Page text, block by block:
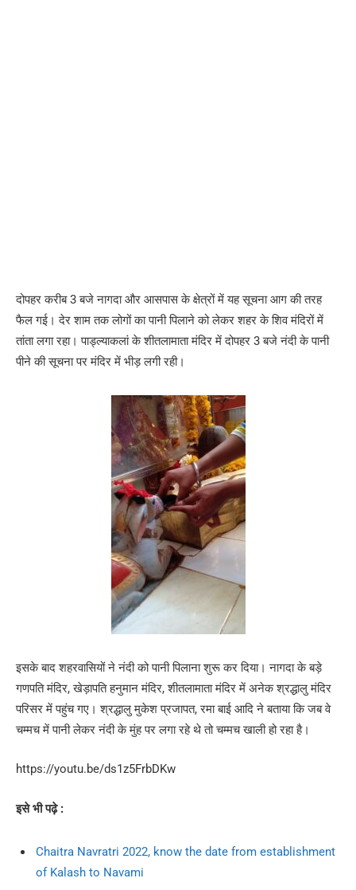
दोपहर करीब 3 बजे नागदा और आसपास के क्षेत्रों में यह सूचना आग की तरह
फैल गई। देर शाम तक लोगों का पानी पिलाने को लेकर शहर के शिव मंदिरों में
तांता लगा रहा। पाड्ल्याकलां के शीतलामाता मंदिर में दोपहर 3 बजे नंदी के पानी
पीने की सूचना पर मंदिर में भीड़ लगी रही।
इसके बाद शहरवासियों ने नंदी को पानी पिलाना शुरू कर दिया। नागदा के बड़े
गणपति मंदिर, खेड़ापति हनुमान मंदिर, शीतलामाता मंदिर में अनेक श्रद्धालु मंदिर
परिसर में पहुंच गए। श्रद्धालु मुकेश प्रजापत, रमा बाई आदि ने बताया कि जब वे
चम्मच में पानी लेकर नंदी के मुंह पर लगा रहे थे तो चम्मच खाली हो रहा है।
https://youtu.be/ds1z5FrbDKw
इसे भी पढ़े :
Chaitra Navratri 2022, know the date from establishment
of Kalash to Navami